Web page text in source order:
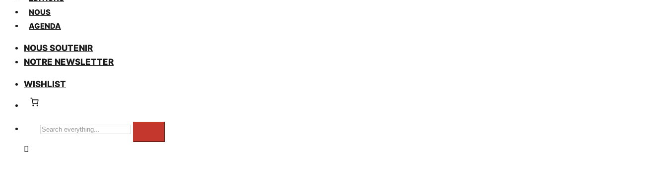
NOUS
AGENDA
NOUS SOUTENIR
NOTRE NEWSLETTER
WISHLIST
Search